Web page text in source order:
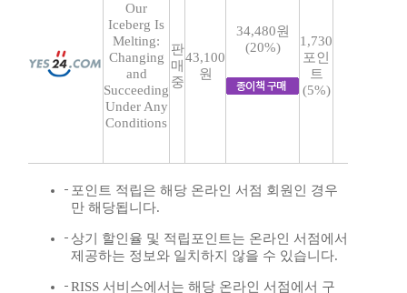
Our
Iceberg Is
Melting:
Changing
and
Succeeding
Under Any
Conditions
판
매
중
43,100
원
34,480원
(20%)
1,730
포인
트
(5%)
포인트 적립은 해당 온라인 서점 회원인 경우
만 해당됩니다.
상기 할인율 및 적립포인트는 온라인 서점에서
제공하는 정보와 일치하지 않을 수 있습니다.
RISS 서비스에서는 해당 온라인 서점에서 구